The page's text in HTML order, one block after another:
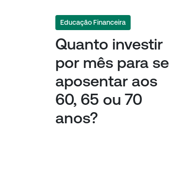
Educação Financeira
Quanto investir
por mês para se
aposentar aos
60, 65 ou 70
anos?